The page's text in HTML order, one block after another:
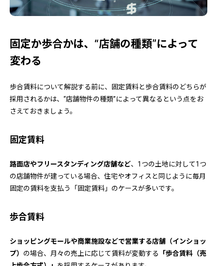
固定か歩合かは、“店舗の種類”によって
変わる
歩合賃料について解説する前に、固定賃料と歩合賃料のどちらが
採用されるかは、“店舗物件の種類”によって異なるという点をお
さえておきましょう。
固定賃料
路面店やフリースタンディング店舗など、1つの土地に対して1つ
の店舗物件が建っている場合、住宅やオフィスと同じように毎月
固定の賃料を支払う「固定賃料」のケースが多いです。
歩合賃料
ショッピングモールや商業施設などで営業する店舗（インショッ
プ） の場合、月々の売上に応じて賃料が変動する
「歩合賃料（売